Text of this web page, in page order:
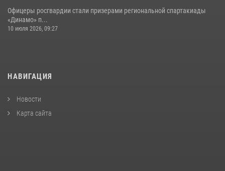
Офицеры росгвардии стали призерами региональной спартакиады
«Динамо» п...
10 июля 2026, 09:27
НАВИГАЦИЯ
Новости
Карта сайта